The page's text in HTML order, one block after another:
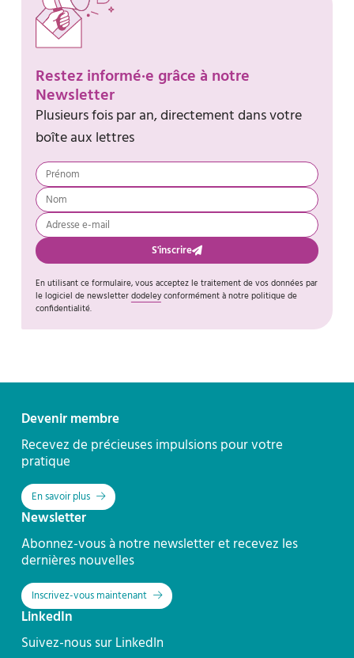
Restez informé·e grâce à notre
Newsletter
Plusieurs fois par an, directement dans votre
boîte aux lettres
S'inscrire
En utilisant ce formulaire, vous acceptez le traitement de vos données par
le logiciel de newsletterdodeleyconformément à notre politique de
confidentialité.
ContactDevenir membre
Recevez de précieuses impulsions pour votre
pratique
En savoir plus
Newsletter
Abonnez-vous à notre newsletter et recevez les
dernières nouvelles
Inscrivez-vous maintenant
LinkedIn
Suivez-nous sur LinkedIn